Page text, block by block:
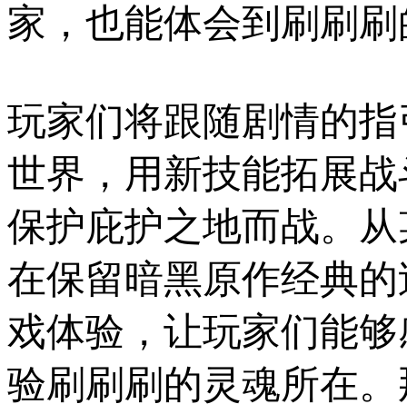
家，也能体会到刷刷
玩家们将跟随剧情的
世界，用新技能拓展
保护庇护之地而战。
在保留暗黑原作经典
戏体验，让玩家们能
验刷刷刷的灵魂所在